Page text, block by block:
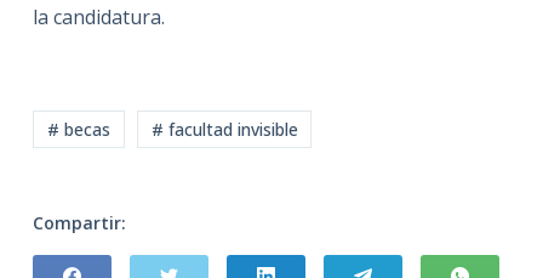
la candidatura.
# becas # facultad invisible
Compartir: